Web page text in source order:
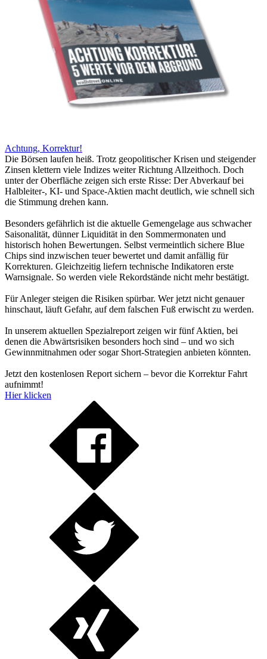
Achtung, Korrektur!
Die Börsen laufen heiß. Trotz geopolitischer Krisen und steigender
Zinsen klettern viele Indizes weiter Richtung Allzeithoch. Doch
unter der Oberfläche zeigen sich erste Risse: Der Abverkauf bei
Halbleiter-, KI- und Space-Aktien macht deutlich, wie schnell sich
die Stimmung drehen kann.
Besonders gefährlich ist die aktuelle Gemengelage aus schwacher
Saisonalität, dünner Liquidität in den Sommermonaten und
historisch hohen Bewertungen. Selbst vermeintlich sichere Blue
Chips sind inzwischen teuer bewertet und damit anfällig für
Korrekturen. Gleichzeitig liefern technische Indikatoren erste
Warnsignale. So werden viele Rekordstände nicht mehr bestätigt.
Für Anleger steigen die Risiken spürbar. Wer jetzt nicht genauer
hinschaut, läuft Gefahr, auf dem falschen Fuß erwischt zu werden.
In unserem aktuellen Spezialreport zeigen wir fünf Aktien, bei
denen die Abwärtsrisiken besonders hoch sind – und wo sich
Gewinnmitnahmen oder sogar Short-Strategien anbieten könnten.
Jetzt den kostenlosen Report sichern – bevor die Korrektur Fahrt
aufnimmt!
Hier klicken